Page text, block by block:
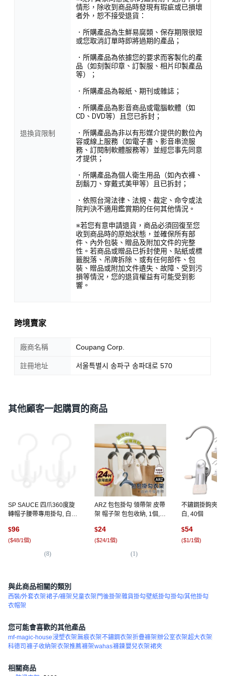
退換貨限制
情形，除收到商品時發現有瑕疵或已損壞
者外，恕不接受退貨：
．所購產品為生鮮易腐類、保存期限很短
或您取消訂單時即將過期的產品；
．所購產品為依據您的要求而客製化的產
品（如刻製印章、訂製服、相片印製產品
等）；
．所購產品為報紙、期刊或雜誌；
．所購產品為影音商品或電腦軟體（如
CD、DVD等）且您已拆封；
．所購產品為非以有形媒介提供的數位內
容或線上服務（如電子書、影音串流服
務、訂閱制軟體服務等）並經您事先同意
才提供；
．所購產品為個人衛生用品（如內衣褲、
刮鬍刀、穿戴式美甲等）且已拆封；
．依照台灣法律、法規、裁定、命令或法
院判決不適用鑑賞期的任何其他情況。
※若您有意申請退貨，商品必須回復至您
收到商品時的原始狀態，並確保所有部
件、內外包裝、贈品及附加文件的完整
性。若商品或贈品已拆封使用、貼紙或標
籤脫落、吊牌拆除、或有任何部件、包
裝、贈品或附加文件遺失、故障、受到污
損等情況，您的退貨權益有可能受到影
響。
跨境賣家
廠商名稱 Coupang Corp.
註冊地址 서울특별시 송파구 송파대로 570
其他顧客一起購買的商品
SP SAUCE 四爪360度旋
轉帽子腰帶專用掛勾, 白色,
$96
($48/1個)
(8)
ARZ 包包掛勾 領帶架 皮帶
架 帽子架 包包收納, 1個,
$24
($24/1個)
(1)
不鏽鋼掛鉤夾
白, 40個
$54
($1/1個)
與此商品相關的類別
西裝/外套衣架裙子/褲架 兒童衣架 門後掛架雜貨掛勾壁紙掛勾掛勾/其他掛勾
衣帽架
您可能會喜歡的其他產品
mf-magic-house浸塑衣架無痕衣架不鏽鋼衣架折疊褲架辦公室衣架超大衣架
科德司 褲子收納架衣架推薦褲架wahas褲鍊嬰兒衣架裙夾
相關商品